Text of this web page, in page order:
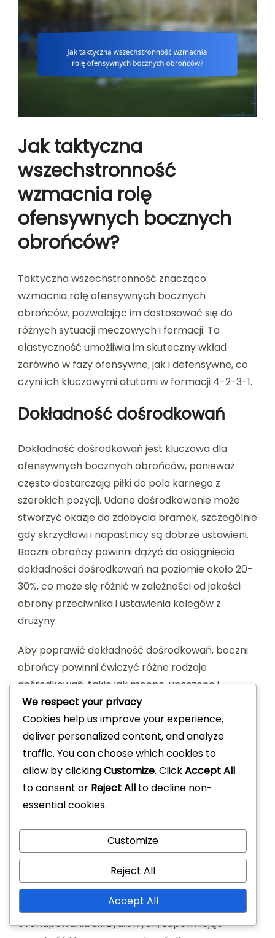
Jak taktyczna
wszechstronność
wzmacnia rolę
ofensywnych bocznych
obrońców?
Taktyczna wszechstronność znacząco
wzmacnia rolę ofensywnych bocznych
obrońców, pozwalając im dostosować się do
różnych sytuacji meczowych i formacji. Ta
elastyczność umożliwia im skuteczny wkład
zarówno w fazy ofensywne, jak i defensywne, co
czyni ich kluczowymi atutami w formacji 4-2-3-1.
Dokładność dośrodkowań
Dokładność dośrodkowań jest kluczowa dla
ofensywnych bocznych obrońców, ponieważ
często dostarczają piłki do pola karnego z
szerokich pozycji. Udane dośrodkowanie może
stworzyć okazje do zdobycia bramek, szczególnie
gdy skrzydłowi i napastnicy są dobrze ustawieni.
Boczni obrońcy powinni dążyć do osiągnięcia
dokładności dośrodkowań na poziomie około 20-
30%, co może się różnić w zależności od jakości
obrony przeciwnika i ustawienia kolegów z
drużyny.
Aby poprawić dokładność dośrodkowań, boczni
obrońcy powinni ćwiczyć różne rodzaje
dośrodkowań, takie jak mocne, unoszone i
dośrodkowania w tył. Zrozumienie czasowania i
pozycjonowania atakujących może również
zwiększyć efektywność tych podań. Regularne
ćwiczenia symulujące sytuacje meczowe mogą
pomóc bocznym obrońcom rozwijać swoje
umiejętności dośrodkowania pod presją.
Ofensywne wkłady bocznych obrońców mogą
obejmować asysty, kluczowe podania i okazje do
zdobycia bramek. W ustawieniu 4-2-3-1 boczni
obrońcy często są zobowiązani do
overlapowania skrzydłowych, zapewniając
We respect your privacy
Cookies help us improve your experience,
deliver personalized content, and analyze
traffic. You can choose which cookies to
allow by clickingCustomize. ClickAccept All
to consent or Reject All to decline non-
essential cookies.
Customize
Reject All
Accept All